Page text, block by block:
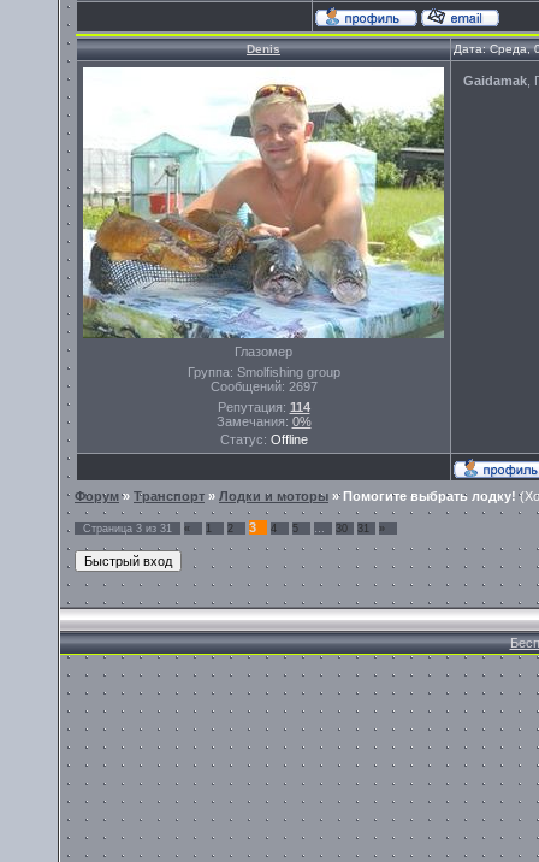
Denis Дата: Среда,
Глазомер
Группа: Smolfishing group
Сообщений: 2697
Репутация: 114
Замечания: 0%
Статус: Offline
Gaidamak
Форум» Транспорт » Лодки и моторы »Помогите выбрать лодку!
Страница 3 из 31 « 1 2 3 4 5 … 30 31 »